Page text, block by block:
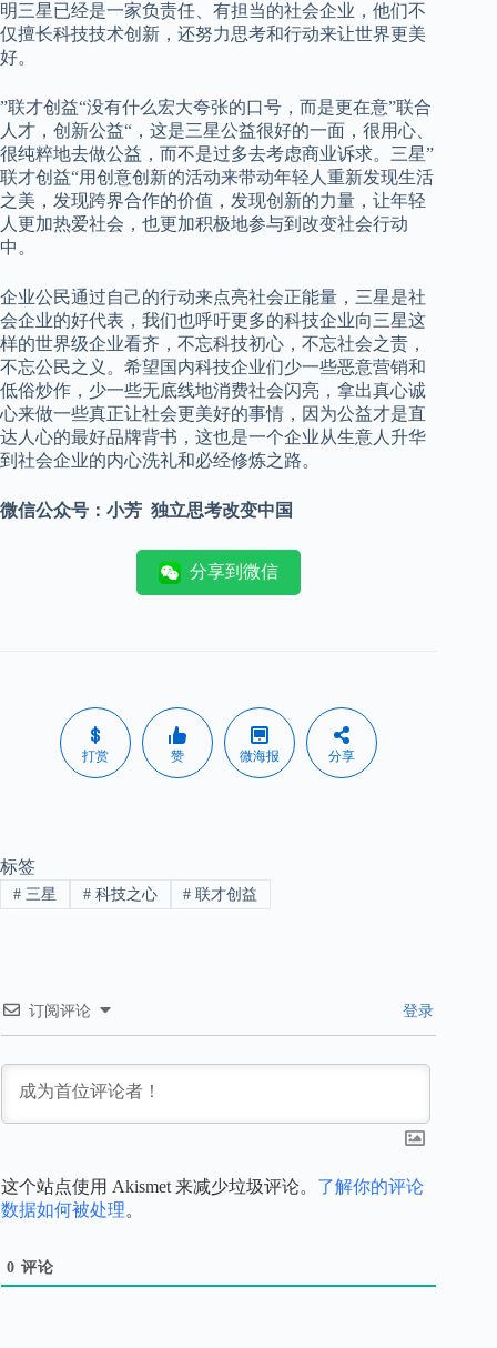
明三星已经是一家负责任、有担当的社会企业，他们不
仅擅长科技技术创新，还努力思考和行动来让世界更美
好。
”联才创益“没有什么宏大夸张的口号，而是更在意”联合
人才，创新公益“，这是三星公益很好的一面，很用心、
很纯粹地去做公益，而不是过多去考虑商业诉求。三星”
联才创益“用创意创新的活动来带动年轻人重新发现生活
之美，发现跨界合作的价值，发现创新的力量，让年轻
人更加热爱社会，也更加积极地参与到改变社会行动
中。
企业公民通过自己的行动来点亮社会正能量，三星是社
会企业的好代表，我们也呼吁更多的科技企业向三星这
样的世界级企业看齐，不忘科技初心，不忘社会之责，
不忘公民之义。希望国内科技企业们少一些恶意营销和
低俗炒作，少一些无底线地消费社会闪亮，拿出真心诚
心来做一些真正让社会更美好的事情，因为公益才是直
达人心的最好品牌背书，这也是一个企业从生意人升华
到社会企业的内心洗礼和必经修炼之路。
微信公众号：小芳 独立思考改变中国
分享到微信
打赏 赞 微海报 分享
标签
#三星 #科技之心 # 联才创益
订阅评论 登录
这个站点使用 Akismet 来减少垃圾评论。 了解你的评论
数据如何被处理。
0 评论